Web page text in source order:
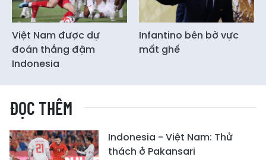
Việt Nam được dự
đoán thắng đậm
Indonesia
Infantino bên bờ vực
mất ghế
ĐỌC THÊM
Indonesia - Việt Nam: Thử
thách ở Pakansari